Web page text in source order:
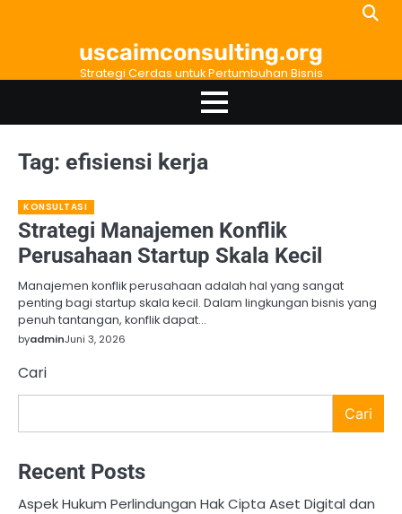
uscaimconsulting.org
Strategi Cerdas untuk Pertumbuhan Bisnis
Tag: efisiensi kerja
KONSULTASI
Strategi Manajemen Konflik
Perusahaan Startup Skala Kecil
Manajemen konflik perusahaan adalah hal yang sangat
penting bagi startup skala kecil. Dalam lingkungan bisnis yang
penuh tantangan, konflik dapat…
byadminJuni 3, 2026
Cari
Cari
Recent Posts
Aspek Hukum Perlindungan Hak Cipta Aset Digital dan